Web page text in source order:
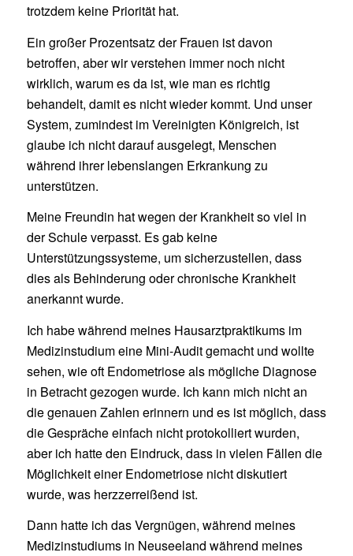
trotzdem keine Priorität hat.
Ein großer Prozentsatz der Frauen ist davon
betroffen, aber wir verstehen immer noch nicht
wirklich, warum es da ist, wie man es richtig
behandelt, damit es nicht wieder kommt. Und unser
System, zumindest im Vereinigten Königreich, ist
glaube ich nicht darauf ausgelegt, Menschen
während ihrer lebenslangen Erkrankung zu
unterstützen.
Meine Freundin hat wegen der Krankheit so viel in
der Schule verpasst. Es gab keine
Unterstützungssysteme, um sicherzustellen, dass
dies als Behinderung oder chronische Krankheit
anerkannt wurde.
Ich habe während meines Hausarztpraktikums im
Medizinstudium eine Mini-Audit gemacht und wollte
sehen, wie oft Endometriose als mögliche Diagnose
in Betracht gezogen wurde. Ich kann mich nicht an
die genauen Zahlen erinnern und es ist möglich, dass
die Gespräche einfach nicht protokolliert wurden,
aber ich hatte den Eindruck, dass in vielen Fällen die
Möglichkeit einer Endometriose nicht diskutiert
wurde, was herzzerreißend ist.
Dann hatte ich das Vergnügen, während meines
Medizinstudiums in Neuseeland während meines